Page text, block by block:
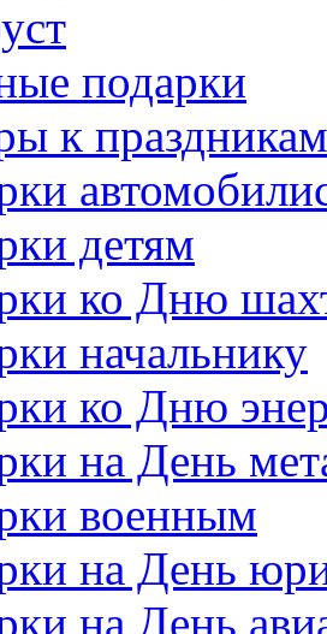
подарки
к праздникам
детям
ко Дню
начальнику
ко Дню
на День
военным
на День
на День